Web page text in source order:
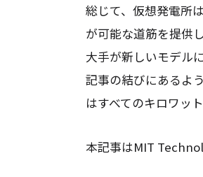
総じて、仮想発電所
が可能な道筋を提供
大手が新しいモデル
記事の結びにあるよ
はすべてのキロワッ
本記事はMIT